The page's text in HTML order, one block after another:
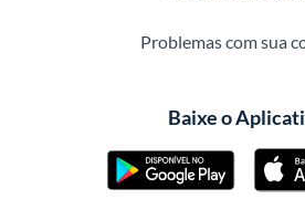
Problemas com sua
Baixe o